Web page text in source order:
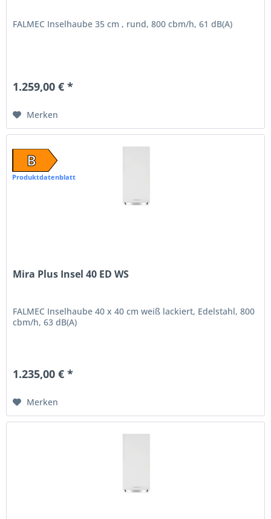
FALMEC Inselhaube 35 cm , rund, 800 cbm/h, 61 dB(A)
1.259,00 € *
Merken
B
Produktdatenblatt
Mira Plus Insel 40 ED WS
FALMEC Inselhaube 40 x 40 cm weiß lackiert, Edelstahl, 800
cbm/h, 63 dB(A)
1.235,00 € *
Merken